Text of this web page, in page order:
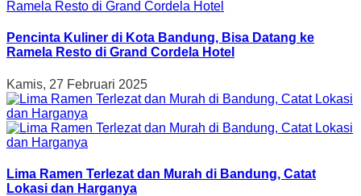
Pencinta Kuliner di Kota Bandung, Bisa Datang ke
Ramela Resto di Grand Cordela Hotel
Kamis, 27 Februari 2025
Lima Ramen Terlezat dan Murah di Bandung, Catat
Lokasi dan Harganya